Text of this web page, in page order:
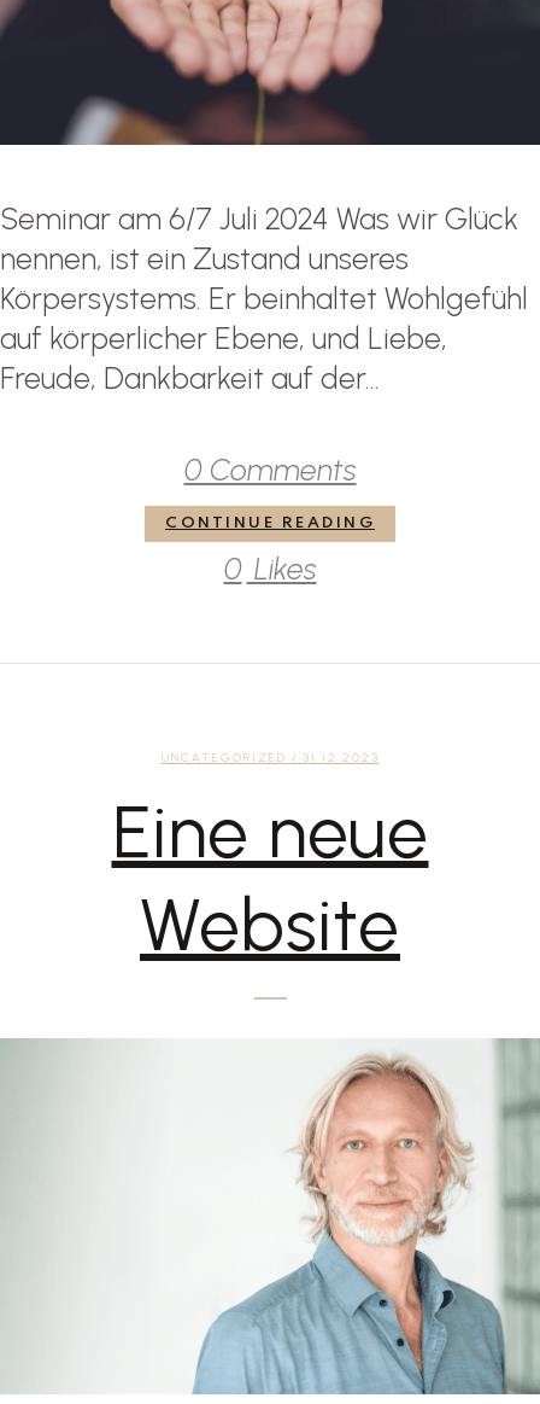
Seminar am 6/7 Juli 2024 Was wir Glück
nennen, ist ein Zustand unseres
Körpersystems. Er beinhaltet Wohlgefühl
auf körperlicher Ebene, und Liebe,
Freude, Dankbarkeit auf der...
0 Comments
CONTINUE READING
0 Likes
UNCATEGORIZED / 31.12.2023
Eine neue
Website